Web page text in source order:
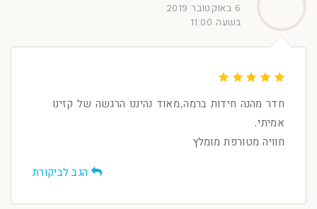
6 באוקטובר 2019
בשעה 11:00
חדר מהנה חידות ברמה,מאוד נהיננו הרגשה של קזינו
אמיתי.
חוויה מטורפת מומלץ
הגב לביקורת